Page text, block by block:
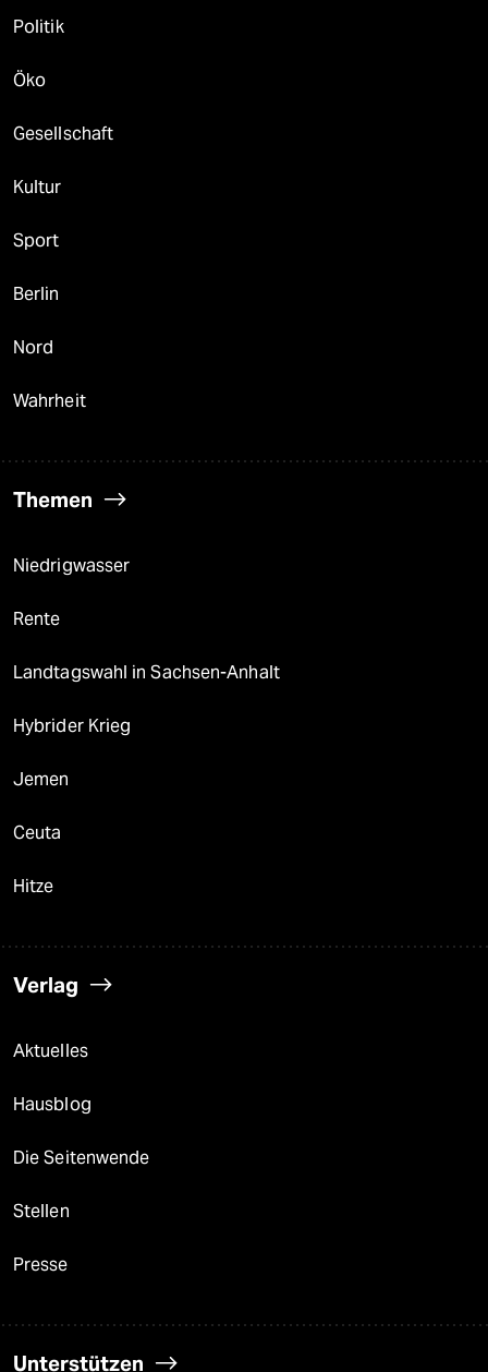
Politik
Öko
Gesellschaft
Kultur
Sport
Berlin
Nord
Wahrheit
Themen
Niedrigwasser
Rente
Landtagswahl in Sachsen-Anhalt
Hybrider Krieg
Jemen
Ceuta
Hitze
Verlag
Aktuelles
Hausblog
Die Seitenwende
Stellen
Presse
Unterstützen